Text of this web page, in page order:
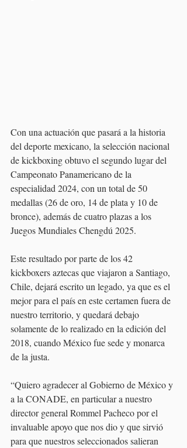
Con una actuación que pasará a la historia
del deporte mexicano, la selección nacional
de kickboxing obtuvo el segundo lugar del
Campeonato Panamericano de la
especialidad 2024, con un total de 50
medallas (26 de oro, 14 de plata y 10 de
bronce), además de cuatro plazas a los
Juegos Mundiales Chengdú 2025.
Este resultado por parte de los 42
kickboxers aztecas que viajaron a Santiago,
Chile, dejará escrito un legado, ya que es el
mejor para el país en este certamen fuera de
nuestro territorio, y quedará debajo
solamente de lo realizado en la edición del
2018, cuando México fue sede y monarca
de la justa.
“Quiero agradecer al Gobierno de México y
a la CONADE, en particular a nuestro
director general Rommel Pacheco por el
invaluable apoyo que nos dio y que sirvió
para que nuestros seleccionados salieran